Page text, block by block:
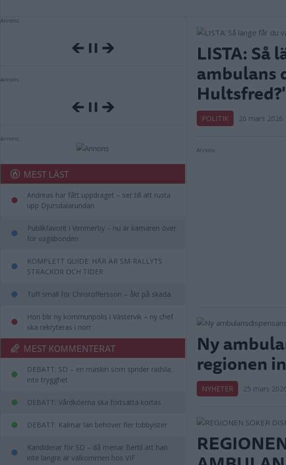
Annons:
Annons:
Annons:
MEST LÄST
Andreas har fått uppdraget – ser till att rusta
upp Djursdalarundan
Publikfavorit i Vimmerby – nu är karriären över
för vagabonden
KOMPLETT GUIDE: HÄR ÄR SM-RALLYTS
STRÄCKOR OCH TIDER
Tuff smäll för Christoffersson – åkt på skada
Hon blir ny kommunpolis i Västervik – ny chef
ska rekryteras i norr
MEST KOMMENTERAT
DEBATT: SD – en maskin som sprider rädsla,
inte trygghet
DEBATT: Vårdköerna ska fortsätta kortas
DEBATT: Kalmar län behöver fler lobbyister
Kandiderar för SD – då menar Bertil att han
inte längre är välkommen hos VIF
LISTA: Så
ambulans
POLITIK 26 mars 2026
Annons:
Ny
regionen
NYHETER 25 mars